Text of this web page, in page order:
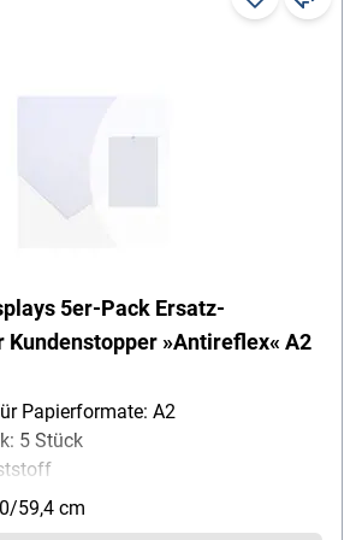
5er-Pack Ersatz-
Kundenstopper »Antireflex« A2
Papierformate: A2
5 Stück
Ja
59,4 cm